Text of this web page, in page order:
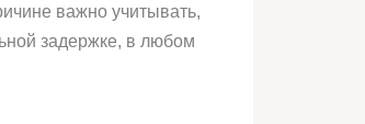
важно учитывать,
задержке, в любом